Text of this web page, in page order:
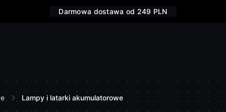
Darmowa dostawa od 249 PLN
Lampy i latarki akumulatorowe